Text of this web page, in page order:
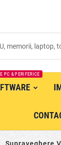
PC & PERIFERICE